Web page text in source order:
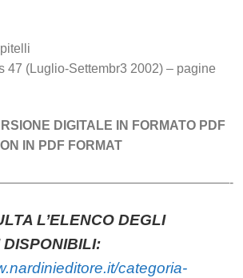
47 (Luglio-Settembr3 2002) – pagine
DIGITALE IN FORMATO PDF
IN PDF FORMAT
L’ELENCO DEGLI
categoria-